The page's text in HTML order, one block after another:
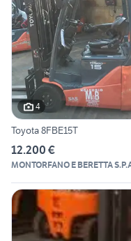
4
Toyota 8FBE15T
12.200 €
MONTORFANO E BERETTA